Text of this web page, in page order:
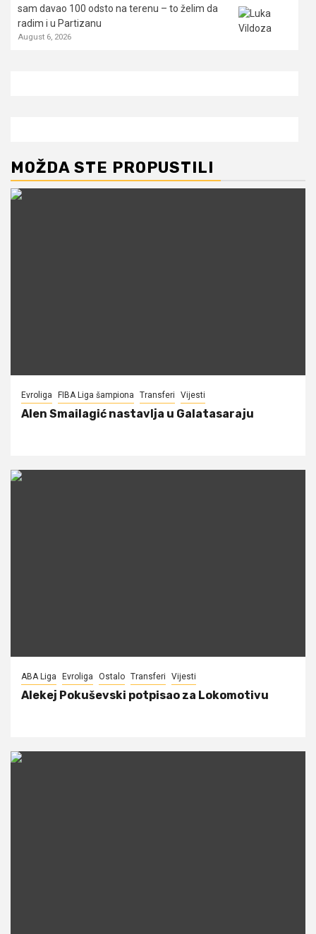
sam davao 100 odsto na terenu – to želim da
radim i u Partizanu
August 6, 2026
MOŽDA STE PROPUSTILI
Evroliga FIBA Liga šampiona Transferi Vijesti
Alen Smailagić nastavlja u Galatasaraju
ABA Liga Evroliga Ostalo Transferi Vijesti
Alekej Pokuševski potpisao za Lokomotivu